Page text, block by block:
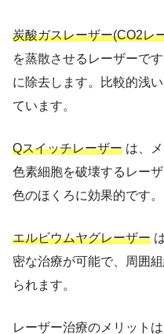
炭酸ガスレーザー(CO2レ
を蒸散させるレーザーで
に除去します。比較的浅
ています。
Qスイッチレーザー は、
色素細胞を破壊するレー
色のほくろに効果的です。
エルビウムヤグレーザー
密な治療が可能で、周囲
られます。
レーザー治療のメリットは